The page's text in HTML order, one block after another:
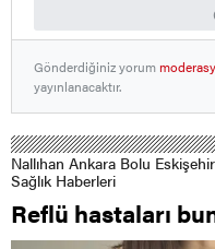
Gönderdiğiniz yorum
yayınlanacaktır.
Nallıhan Ankara Bolu
Sağlık Haberleri
Reflü hastaları